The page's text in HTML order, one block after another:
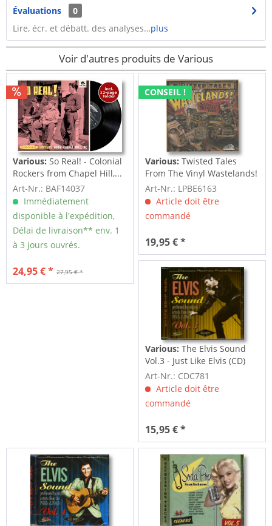
Évaluations
0
Lire, écr. et débatt. des analyses…plus
Voir d'autres produits de Various
Various: So Real! - Colonial
Rockers from Chapel Hill,...
Art-Nr.: BAF14037
Immédiatement
disponible à l'expédition,
Délai de livraison** env. 1
à 3 jours ouvrés.
27,95 € *
24,95 € *
CONSEIL !
Various: Twisted Tales
From The Vinyl Wastelands!
Vol.5...
Art-Nr.: LPBE6163
Article doit être
commandé
19,95 € *
Various: The Elvis Sound
Vol.3 - Just Like Elvis (CD)
Art-Nr.: CDC781
Article doit être
commandé
15,95 € *